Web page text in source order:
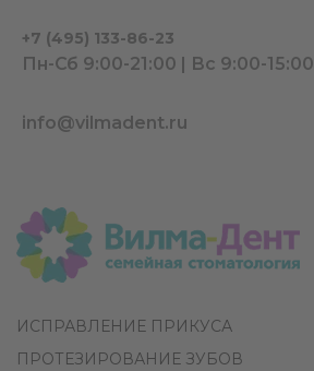
+7 (495) 133-86-23
Пн-Сб 9:00-21:00 | Вс 9:00-15:00
info@vilmadent.ru
ИСПРАВЛЕНИЕ ПРИКУСА
ПРОТЕЗИРОВАНИЕ ЗУБОВ